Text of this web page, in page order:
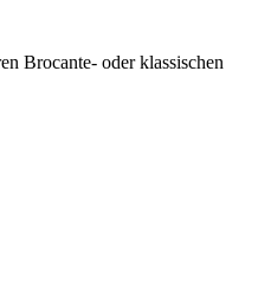
Brocante- oder klassischen